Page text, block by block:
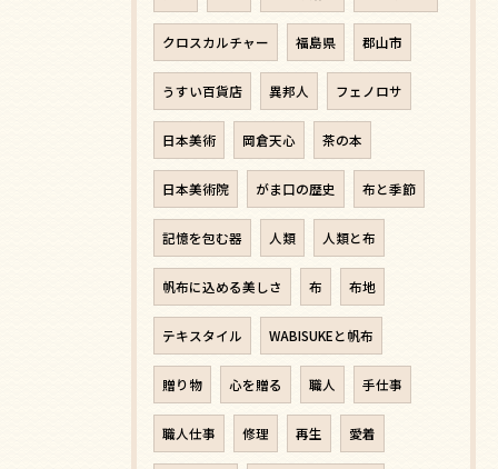
クロスカルチャー 福島県 郡山市
うすい百貨店 異邦人 フェノロサ
日本美術 岡倉天心 茶の本
日本美術院 がま口の歴史 布と季節
記憶を包む器 人類 人類と布
帆布に込める美しさ 布 布地
テキスタイル WABISUKEと帆布
贈り物 心を贈る 職人 手仕事
職人仕事 修理 再生 愛着